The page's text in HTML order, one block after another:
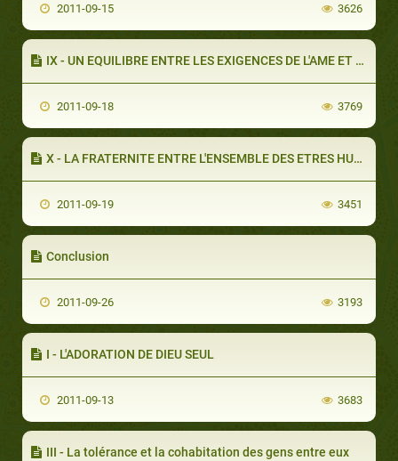
2011-09-15 3626
IX - UN EQUILIBRE ENTRE LES EXIGENCES DE L'AME ET DU CORPS
2011-09-18 3769
X - LA FRATERNITE ENTRE L'ENSEMBLE DES ETRES HUMAINS
2011-09-19 3451
Conclusion
2011-09-26 3193
I - L'ADORATION DE DIEU SEUL
2011-09-13 3683
III - La tolérance et la cohabitation des gens entre eux